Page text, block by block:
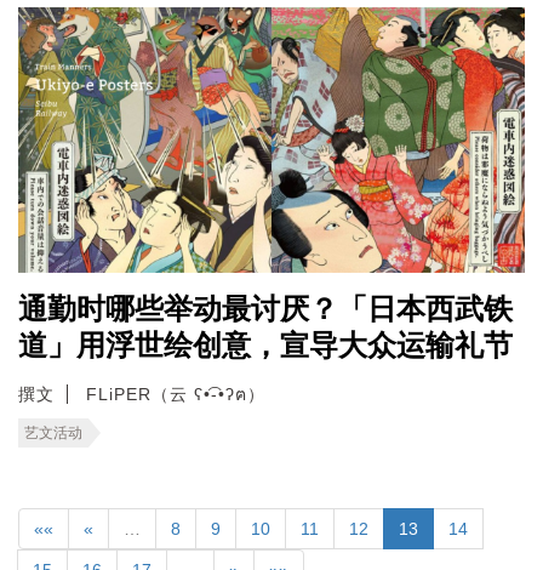
通勤时哪些举动最讨厌？「日本西武铁
道」用浮世绘创意，宣导大众运输礼节
撰文 FLiPER（云 ʕ•͡-•ʔฅ）
艺文活动
«« « 8 9 10 11 12 13 14